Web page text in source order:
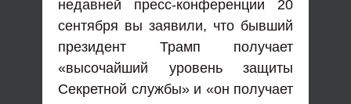
недавней пресс-конференции 20
сентября вы заявили, что бывший
президент Трамп получает
«высочайший уровень защиты
Секретной службы» и «он получает